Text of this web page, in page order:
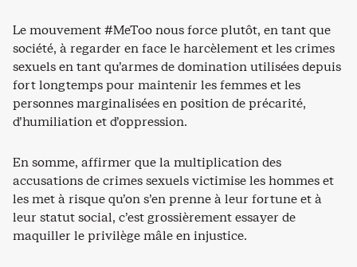
Le mouvement #MeToo nous force plutôt, en tant que
société, à regarder en face le harcèlement et les crimes
sexuels en tant qu’armes de domination utilisées depuis
fort longtemps pour maintenir les femmes et les
personnes marginalisées en position de précarité,
d’humiliation et d’oppression.
En somme, affirmer que la multiplication des
accusations de crimes sexuels victimise les hommes et
les met à risque qu’on s’en prenne à leur fortune et à
leur statut social, c’est grossièrement essayer de
maquiller le privilège mâle en injustice.